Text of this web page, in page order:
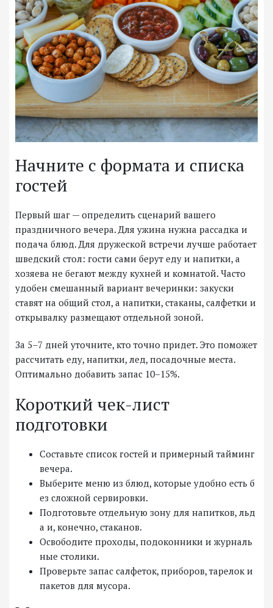
Начните с формата и списка
гостей
Первый шаг — определить сценарий вашего
праздничного вечера. Для ужина нужна рассадка и
подача блюд. Для дружеской встречи лучше работает
шведский стол: гости сами берут еду и напитки, а
хозяева не бегают между кухней и комнатой. Часто
удобен смешанный вариант вечеринки: закуски
ставят на общий стол, а напитки, стаканы, салфетки и
открывалку размещают отдельной зоной.
За 5–7 дней уточните, кто точно придет. Это поможет
рассчитать еду, напитки, лед, посадочные места.
Оптимально добавить запас 10–15%.
Короткий чек-лист
подготовки
Составьте список гостей и примерный тайминг
вечера.
Выберите меню из блюд, которые удобно есть б
ез сложной сервировки.
Подготовьте отдельную зону для напитков, льд
а и, конечно, стаканов.
Освободите проходы, подоконники и журналь
ные столики.
Проверьте запас салфеток, приборов, тарелок и
пакетов для мусора.